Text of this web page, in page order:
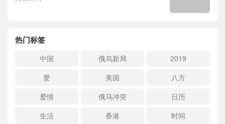
热门标签
中国 俄乌新局
2019
爱
美国
八方
爱情
俄乌冲突
日历
生活
香港 时间